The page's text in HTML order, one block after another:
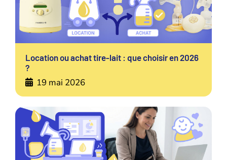
Location ou achat tire-lait : que choisir en 2026
?
19 mai 2026